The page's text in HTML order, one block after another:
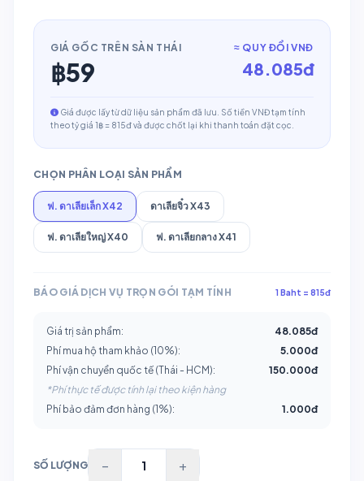
GIÁ GỐC TRÊN SÀN THÁI
฿59
≈ QUY ĐỔI VNĐ
48.085đ
Giá được lấy từ dữ liệu sản phẩm đã lưu. Số tiền VNĐ tạm tính
theo tỷ giá 1฿ = 815đ và được chốt lại khi thanh toán đặt cọc.
CHỌN PHÂN LOẠI SẢN PHẨM
ฟ. ดาเลียเล็ก X42 ดาเลียจิ๋ว X43
ฟ. ดาเลียใหญ่ X40 ฟ. ดาเลียกลาง X41
BÁO GIÁ DỊCH VỤ TRỌN GÓI TẠM TÍNH 1 Baht = 815đ
Giá trị sản phẩm: 48.085đ
Phí mua hộ tham khảo (10%):
5.000đ
Phí vận chuyển quốc tế (Thái - HCM):
150.000đ
*Phí thực tế được tính lại theo kiện hàng
Phí bảo đảm đơn hàng (1%):
1.000đ
SỐ LƯỢNG − +